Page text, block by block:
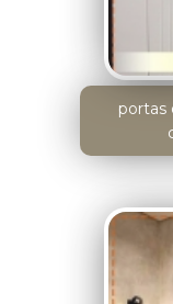
portas